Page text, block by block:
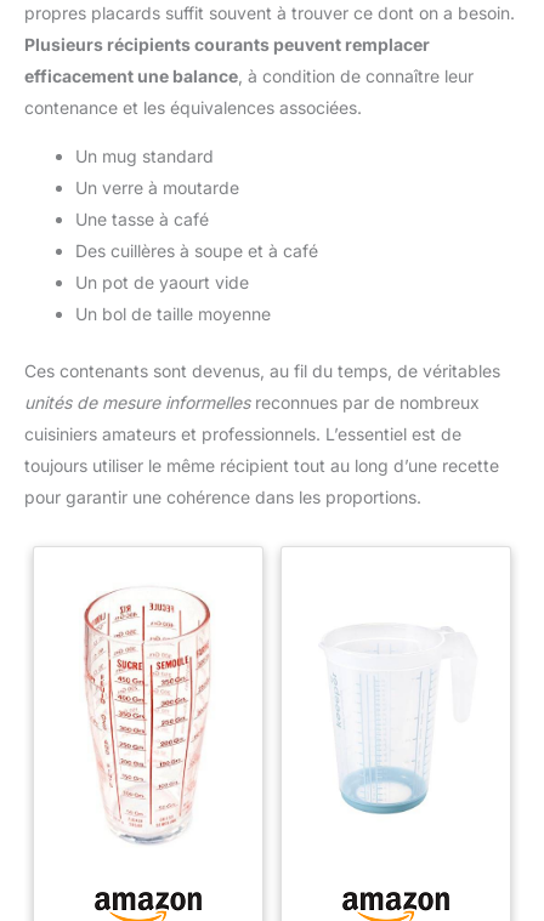
propres placards suffit souvent à trouver ce dont on a besoin.
Plusieurs récipients courants peuvent remplacer
efficacement une balance , à condition de connaître leur
contenance et les équivalences associées.
Un mug standard
Un verre à moutarde
Une tasse à café
Des cuillères à soupe et à café
Un pot de yaourt vide
Un bol de taille moyenne
Ces contenants sont devenus, au fil du temps, de véritables
unités de mesure informellesreconnues par de nombreux
cuisiniers amateurs et professionnels. L’essentiel est de
toujours utiliser le même récipient tout au long d’une recette
pour garantir une cohérence dans les proportions.